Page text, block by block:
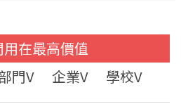
在最高價值
門V 企業V 學校V